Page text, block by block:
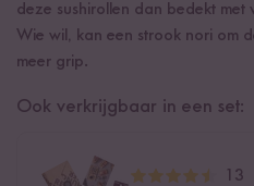
deze sushirollen dan bedekt met
Wie wil, kan een strook nori om
meer grip.
Ook verkrijgbaar in een set:
13